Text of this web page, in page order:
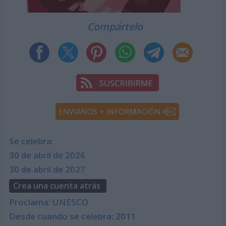
Compártelo
Se celebra:
30 de abril de 2026
30 de abril de 2027
Crea una cuenta atrás
Proclama: UNESCO
Desde cuando se celebra: 2011